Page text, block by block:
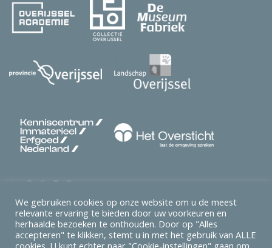
We gebruiken cookies op onze website om u de meest
relevante ervaring te bieden door uw voorkeuren en
herhaalde bezoeken te onthouden. Door op "Alles
accepteren" te klikken, stemt u in met het gebruik van ALLE
cookies. U kunt echter naar "Cookie-instellingen" gaan om